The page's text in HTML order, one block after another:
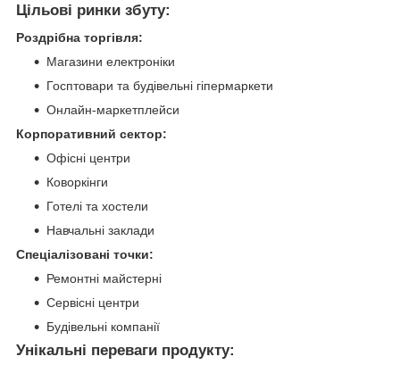
Цільові ринки збуту:
Роздрібна торгівля:
Магазини електроніки
Госптовари та будівельні гіпермаркети
Онлайн-маркетплейси
Корпоративний сектор:
Офісні центри
Коворкінги
Готелі та хостели
Навчальні заклади
Спеціалізовані точки:
Ремонтні майстерні
Сервісні центри
Будівельні компанії
Унікальні переваги продукту: